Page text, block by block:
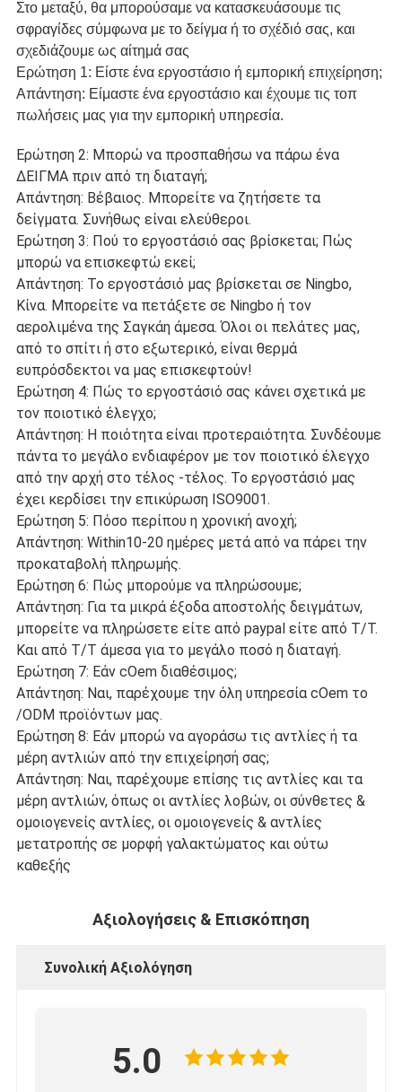
Στο μεταξύ, θα μπορούσαμε να κατασκευάσουμε τις
σφραγίδες σύμφωνα με το δείγμα ή το σχέδιό σας, και
σχεδιάζουμε ως αίτημά σας
Ερώτηση 1: Είστε ένα εργοστάσιο ή εμπορική επιχείρηση;
Απάντηση: Είμαστε ένα εργοστάσιο και έχουμε τις τοπ
πωλήσεις μας για την εμπορική υπηρεσία.
Ερώτηση 2: Μπορώ να προσπαθήσω να πάρω ένα
ΔΕΙΓΜΑ πριν από τη διαταγή;
Απάντηση: Βέβαιος. Μπορείτε να ζητήσετε τα
δείγματα. Συνήθως είναι ελεύθεροι.
Ερώτηση 3: Πού το εργοστάσιό σας βρίσκεται; Πώς
μπορώ να επισκεφτώ εκεί;
Απάντηση: Το εργοστάσιό μας βρίσκεται σε Ningbo,
Κίνα. Μπορείτε να πετάξετε σε Ningbo ή τον
αερολιμένα της Σαγκάη άμεσα. Όλοι οι πελάτες μας,
από το σπίτι ή στο εξωτερικό, είναι θερμά
ευπρόσδεκτοι να μας επισκεφτούν!
Ερώτηση 4: Πώς το εργοστάσιό σας κάνει σχετικά με
τον ποιοτικό έλεγχο;
Απάντηση: Η ποιότητα είναι προτεραιότητα. Συνδέουμε
πάντα το μεγάλο ενδιαφέρον με τον ποιοτικό έλεγχο
από την αρχή στο τέλος -τέλος. Το εργοστάσιό μας
έχει κερδίσει την επικύρωση ISO9001.
Ερώτηση 5: Πόσο περίπου η χρονική ανοχή;
Απάντηση: Within10-20 ημέρες μετά από να πάρει την
προκαταβολή πληρωμής.
Ερώτηση 6: Πώς μπορούμε να πληρώσουμε;
Απάντηση: Για τα μικρά έξοδα αποστολής δειγμάτων,
μπορείτε να πληρώσετε είτε από paypal είτε από T/T.
Και από T/T άμεσα για το μεγάλο ποσό η διαταγή.
Ερώτηση 7: Εάν cOem διαθέσιμος;
Απάντηση: Ναι, παρέχουμε την όλη υπηρεσία cOem το
/ODM προϊόντων μας.
Ερώτηση 8: Εάν μπορώ να αγοράσω τις αντλίες ή τα
μέρη αντλιών από την επιχείρησή σας;
Απάντηση: Ναι, παρέχουμε επίσης τις αντλίες και τα
μέρη αντλιών, όπως οι αντλίες λοβών, οι σύνθετες &
ομοιογενείς αντλίες, οι ομοιογενείς & αντλίες
μετατροπής σε μορφή γαλακτώματος και ούτω
καθεξής
Αξιολογήσεις & Επισκόπηση
Συνολική Αξιολόγηση
5.0